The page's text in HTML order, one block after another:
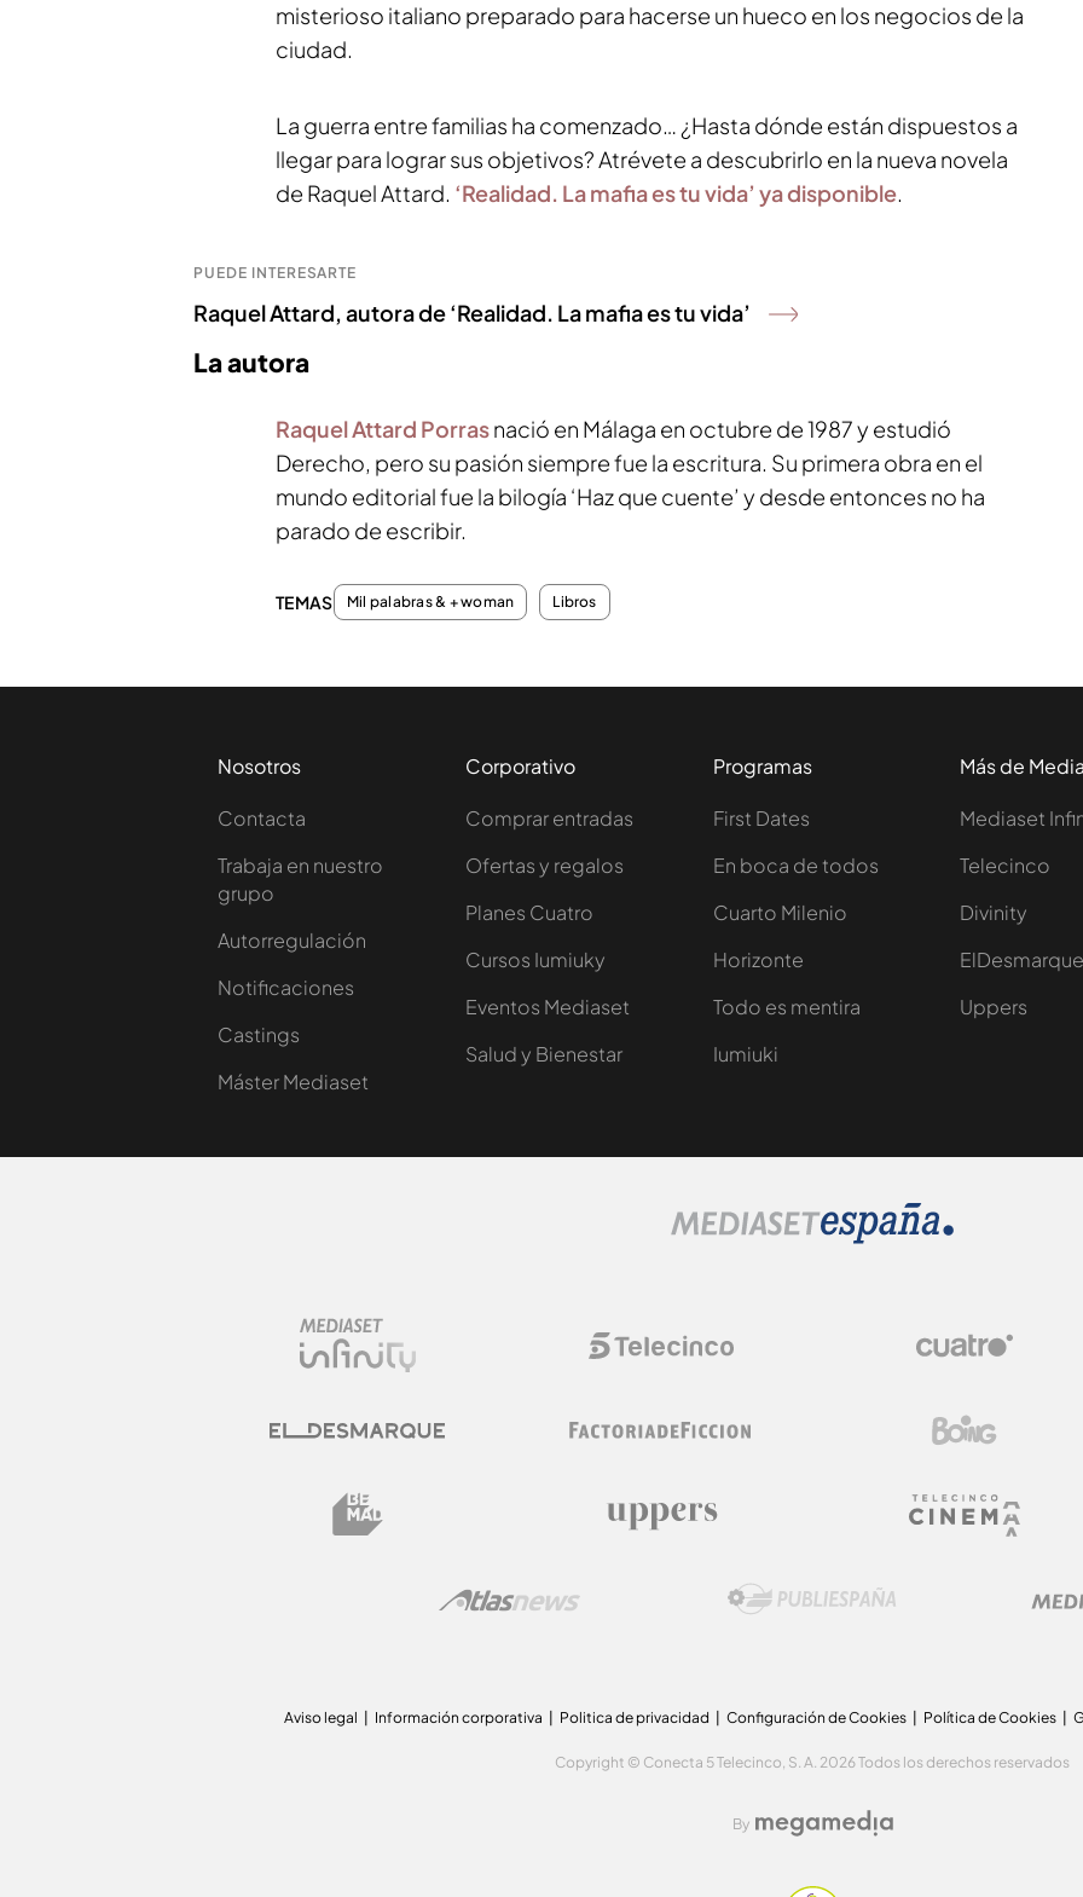
misterioso italiano preparado para hacerse un hueco en los negocios de la
ciudad.
La guerra entre familias ha comenzado… ¿Hasta dónde están dispuestos a
llegar para lograr sus objetivos? Atrévete a descubrirlo en la nueva novela
de Raquel Attard. ‘Realidad. La mafia es tu vida’ ya disponible.
PUEDE INTERESARTE
Raquel Attard, autora de ‘Realidad. La mafia es tu vida’
La autora
Raquel Attard Porrasnació en Málaga en octubre de 1987 y estudió
Derecho, pero su pasión siempre fue la escritura. Su primera obra en el
mundo editorial fue la bilogía ‘Haz que cuente’ y desde entonces no ha
parado de escribir.
TEMAS Mil palabras & + woman Libros
Nosotros
Contacta
Trabaja en nuestro
grupo
Autorregulación
Notificaciones
Castings
Máster Mediaset
Corporativo
Comprar entradas
Ofertas y regalos
Planes Cuatro
Cursos Iumiuky
Eventos Mediaset
Salud y Bienestar
Programas
First Dates
En boca de todos
Cuarto Milenio
Horizonte
Todo es mentira
Iumiuki
Más de
Mediaset
Telecinco
Divinity
ElDesmarque
Uppers
Aviso legal Información corporativa Politica de privacidad Configuración de Cookies Política de Cookies
Copyright © Conecta 5 Telecinco, S. A. 2026 Todos los derechos reservados
By